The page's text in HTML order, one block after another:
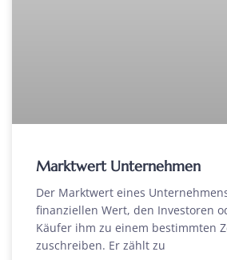
Marktwert Unternehmen
Der Marktwert eines
finanziellen Wert, den Investoren
Käufer ihm zu einem bestimmten
zuschreiben. Er zählt zu